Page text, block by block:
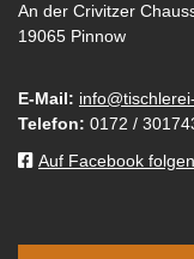
An der Crivitzer
19065 Pinnow
E-Mail:
Telefon: 0172 /
Auf Facebook